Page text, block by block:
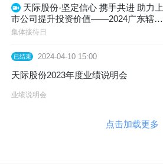
天际股份-坚定信心 携手共进 助力上
市公司提升投资价值——2024广东辖区
上市公司投资者关系管理月活动投资者
集体接待日
已结束 2024-04-10 15:00
天际股份2023年度业绩说明会
业绩说明会
点击加载更多